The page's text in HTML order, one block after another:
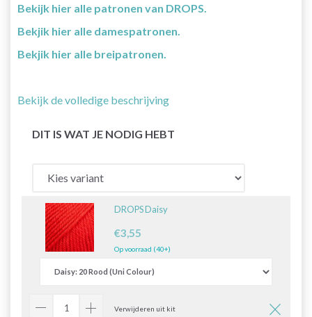
Bekijk hier alle patronen van DROPS.
Bekjik hier alle damespatronen.
Bekjik hier alle breipatronen.
Bekijk de volledige beschrijving
DIT IS WAT JE NODIG HEBT
DROPS Daisy
€3,55
Op voorraad (40+)
Verwijderen uit kit